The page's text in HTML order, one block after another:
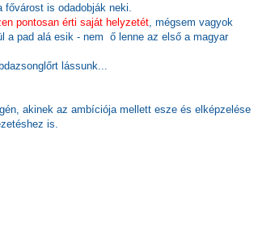
is odadobják neki.
pontosan érti saját helyzetét , mégsem vagyok
a pad alá esik - nem ő lenne az első a magyar
lássunk...
akinek az ambíciója mellett esze és elképzelése
is.